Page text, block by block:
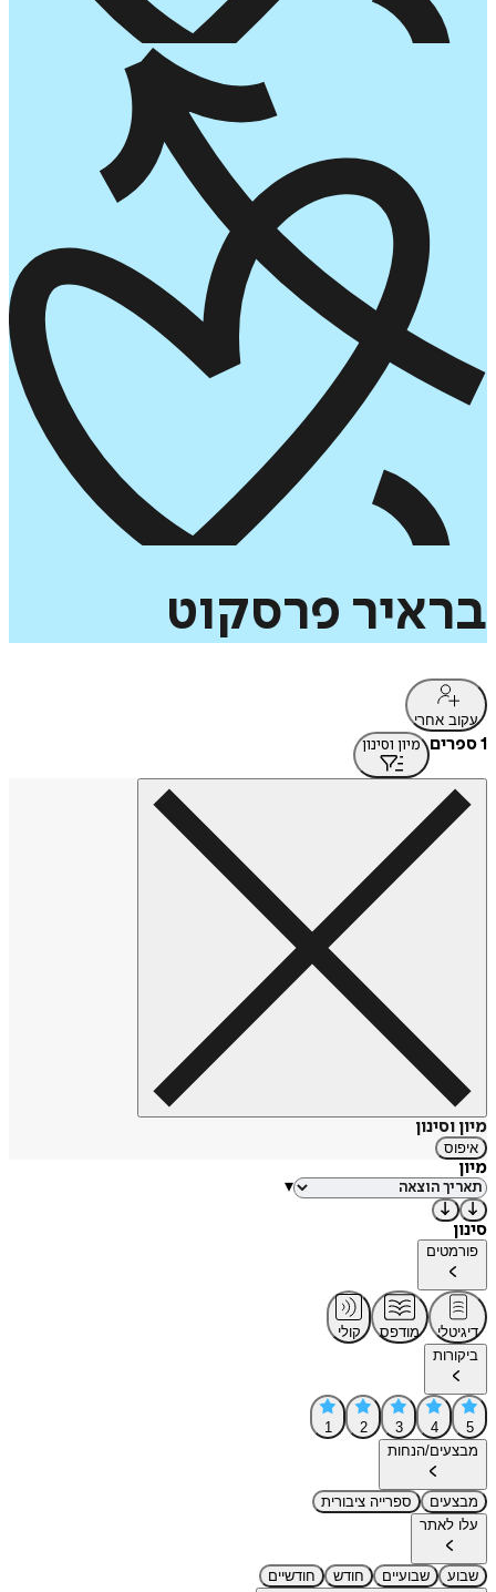
בראיר פרסקוט
עקוב אחרי
1 ספרים מיון וסינון
מיון וסינון
איפוס
מיון
▾
סינון
פורמטים
דיגיטלי מודפס
קולי
ביקורות
5
4
3
2
1
מבצעים/הנחות
מבצעים
ספרייה ציבורית
עלו לאתר
שבוע שבועיים חודש
חודשיים